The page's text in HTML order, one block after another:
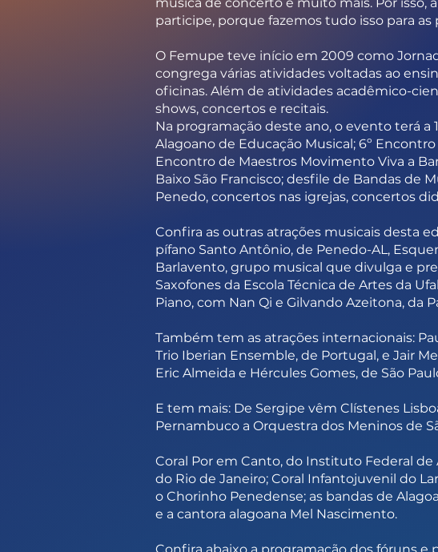
participe, porque fazemos tudo isso para as
O Femupe teve início em 2009 como
congrega várias atividades voltadas ao
oficinas. Além de atividades acadêmico-
shows, concertos e recitais.
Na programação deste ano, o evento terá a
Alagoano de Educação Musical; 6º
Encontro de Maestros Movimento Viva a
Baixo São Francisco; desfile de Bandas de
Penedo, concertos nas igrejas, concertos
Confira as outras atrações musicais desta
pífano Santo Antônio, de Penedo-AL,
Barlavento, grupo musical que divulga e
Saxofones da Escola Técnica de Artes da
Piano, com Nan Qi e Gilvando Azeitona, da
Também tem as atrações internacionais:
Trio Iberian Ensemble, de Portugal, e Jair
Eric Almeida e Hércules Gomes, de São
E tem mais: De Sergipe vêm Clístenes
Pernambuco a Orquestra dos Meninos de
Coral Por em Canto, do Instituto Federal de
do Rio de Janeiro; Coral Infantojuvenil do
o Chorinho Penedense; as bandas de
e a cantora alagoana Mel Nascimento.